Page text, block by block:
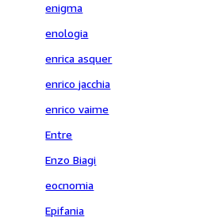
enigma
enologia
enrica asquer
enrico jacchia
enrico vaime
Entre
Enzo Biagi
eocnomia
Epifania